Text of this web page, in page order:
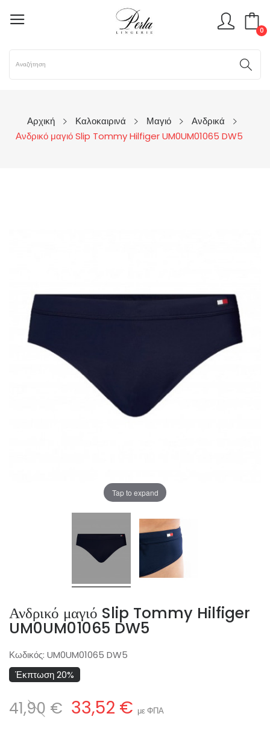
0
Αρχική Καλοκαιρινά Μαγιό
Ανδρικά
Ανδρικό μαγιό Slip Tommy Hilfiger UM0UM01065 DW5
Tap to expand
Ανδρικό μαγιό Slip Tommy Hilfiger
UM0UM01065 DW5
Κωδικός: UM0UM01065 DW5
Έκπτωση 20%
41,90 € 33,52 € με ΦΠΑ